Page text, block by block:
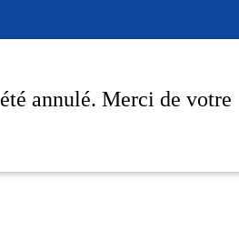
annulé. Merci de votre